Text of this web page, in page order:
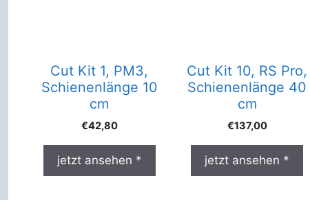
Cut Kit 1, PM3,
Schienenlänge 10
cm
€42,80
jetzt ansehen *
Cut Kit 10, RS Pro,
Schienenlänge 40
cm
€137,00
jetzt ansehen *